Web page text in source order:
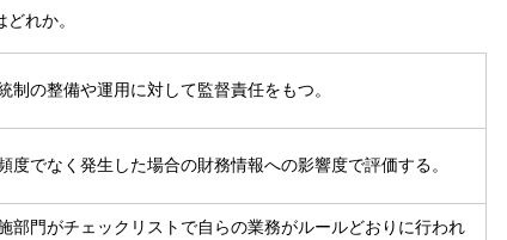
れか。
制の整備や運用に対して監督責任をもつ。
度でなく発生した場合の財務情報への影響度で評価する。
部門がチェックリストで自らの業務がルールどおりに行われ